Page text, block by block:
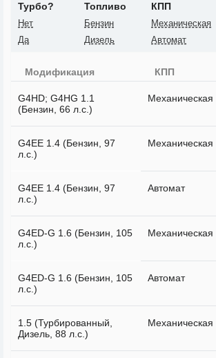
Турбо?
Нет
Да
Топливо
Бензин
Дизель
КПП
Механическая
Автомат
Модификация КПП
G4HD; G4HG 1.1
(Бензин, 66 л.с.)
Механическая
G4EE 1.4 (Бензин, 97
л.с.)
Механическая
G4EE 1.4 (Бензин, 97
л.с.)
Автомат
G4ED-G 1.6 (Бензин, 105
л.с.)
Механическая
G4ED-G 1.6 (Бензин, 105
л.с.)
Автомат
1.5 (Турбированный,
Дизель, 88 л.с.)
Механическая